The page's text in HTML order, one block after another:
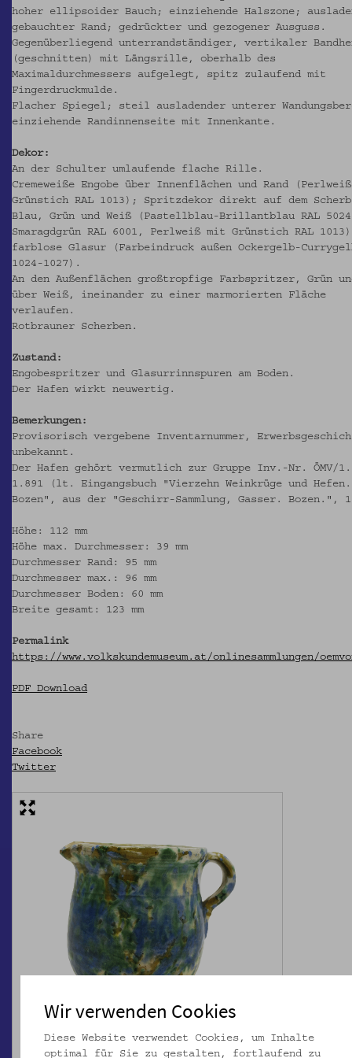
hoher ellipsoider Bauch; einziehende Halszone;
gebauchter Rand; gedrückter und gezogener Ausguss.
Gegenüberliegend unterrandständiger, vertikaler
(geschnitten) mit Längsrille, oberhalb des
Maximaldurchmessers aufgelegt, spitz zulaufend mit
Fingerdruckmulde.
Flacher Spiegel; steil ausladender unterer
einziehende Randinnenseite mit Innenkante.
Dekor:
An der Schulter umlaufende flache Rille.
Cremeweiße Engobe über Innenflächen und Rand
Grünstich RAL 1013); Spritzdekor direkt auf dem
Blau, Grün und Weiß (Pastellblau-Brillantblau RAL
Smaragdgrün RAL 6001, Perlweiß mit Grünstich RAL
farblose Glasur (Farbeindruck außen Ockergelb-
1024-1027).
An den Außenflächen großtropfige Farbspritzer, Grün
über Weiß, ineinander zu einer marmorierten Fläche
verlaufen.
Rotbrauner Scherben.
Zustand:
Engobespritzer und Glasurrinnspuren am Boden.
Der Hafen wirkt neuwertig.
Bemerkungen:
Provisorisch vergebene Inventarnummer,
unbekannt.
Der Hafen gehört vermutlich zur Gruppe Inv.-Nr. ÖMV/
1.891 (lt. Eingangsbuch "Vierzehn Weinkrüge und Hefen.
Bozen", aus der "Geschirr-Sammlung, Gasser. Bozen.",
Höhe: 112 mm
Höhe max. Durchmesser: 39 mm
Durchmesser Rand: 95 mm
Durchmesser max.: 96 mm
Durchmesser Boden: 60 mm
Breite gesamt: 123 mm
Permalink
https://www.volkskundemuseum.at/onlinesammlungen/
PDF Download
Share
Facebook
Twitter
Wir verwenden Cookies
Diese Website verwendet Cookies, um Inhalte
optimal für Sie zu gestalten, fortlaufend zu